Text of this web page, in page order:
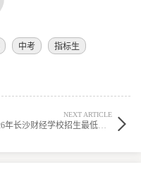
中考 指标生
NEXT ARTICLE
2026年长沙财经学校招生最低分数要求